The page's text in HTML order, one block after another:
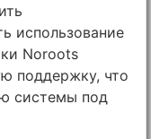
использование
Noroots
поддержку, что
системы под